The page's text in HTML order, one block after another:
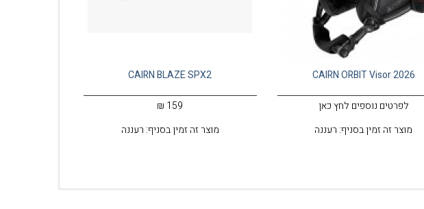
CAIRN ORBIT Visor 2026
לפרטים נוספים לחץ כאן
מוצר זה זמין בסניף: רעננה
CAIRN BLAZE SPX2
159 ₪
מוצר זה זמין בסניף: רעננה